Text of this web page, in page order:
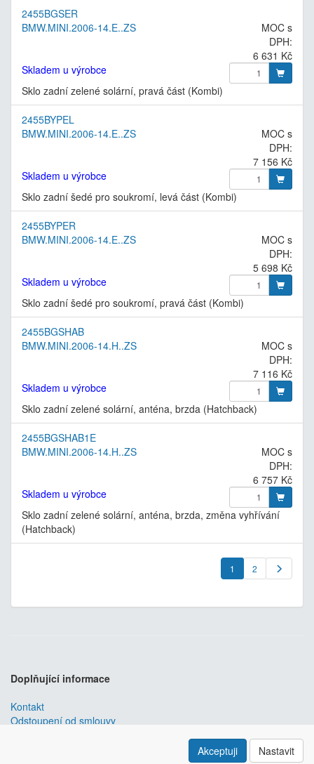
2455BGSER
BMW.MINI.2006-14.E..ZS
MOC s
DPH:
6 631 Kč
Skladem u výrobce
Sklo zadní zelené solární, pravá část (Kombi)
2455BYPEL
BMW.MINI.2006-14.E..ZS
MOC s
DPH:
7 156 Kč
Skladem u výrobce
Sklo zadní šedé pro soukromí, levá část (Kombi)
2455BYPER
BMW.MINI.2006-14.E..ZS
MOC s
DPH:
5 698 Kč
Skladem u výrobce
Sklo zadní šedé pro soukromí, pravá část (Kombi)
2455BGSHAB
BMW.MINI.2006-14.H..ZS
MOC s
DPH:
7 116 Kč
Skladem u výrobce
Sklo zadní zelené solární, anténa, brzda (Hatchback)
2455BGSHAB1E
BMW.MINI.2006-14.H..ZS
MOC s
DPH:
6 757 Kč
Skladem u výrobce
Sklo zadní zelené solární, anténa, brzda, změna vyhřívání
(Hatchback)
1 2
Doplňující informace
Kontakt
Odstoupení od smlouvy
Akceptuji Nastavit